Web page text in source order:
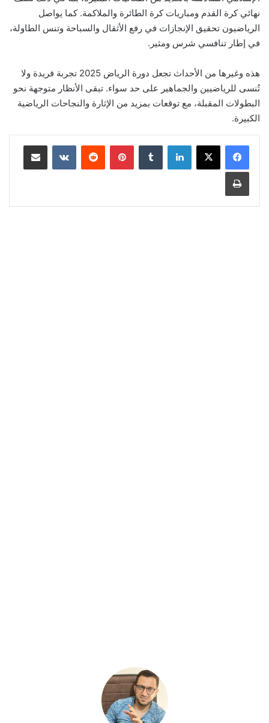
نهائي كرة القدم ومباريات كرة الطائرة والملاكمة. كما يواصل
الرياضيون تحقيق الإنجازات في رفع الأثقال والسباحة وتنس الطاولة،
في إطار تنافسي شرس ومثير.
هذه وغيرها من الأحداث تجعل دورة الرياض 2025 تجربة فريدة ولا
تُنسى للرياضيين والجماهير على حد سواء. تبقى الأنظار متوجهة نحو
البطولات المقبلة، مع توقعات بمزيد من الإثارة والنجاحات الرياضية
الكبيرة.
لينكدإن بينتيريست